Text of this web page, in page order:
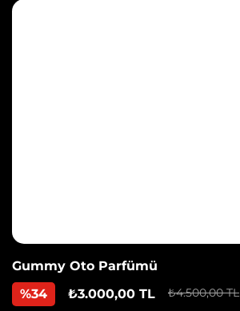
Gummy Oto Parfümü
%34
₺3.000,00 TL ₺4.500,00 TL